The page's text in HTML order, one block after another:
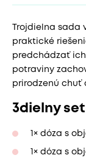
Trojdielna sada
praktické
predchádzať
potraviny
prirodzenú chuť
3dielny
1× dóza s
1× dóza s